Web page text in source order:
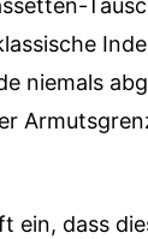
niemals
ein, dass